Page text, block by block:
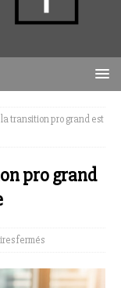
transition pro grand est
pro grand
fermés